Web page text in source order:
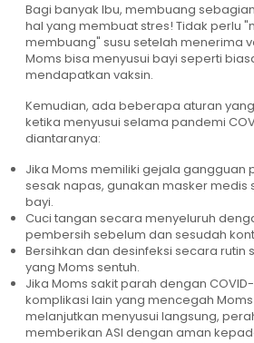
Bagi banyak Ibu, membuang
hal yang membuat stres! Tidak perlu
membuang" susu setelah menerima
Moms bisa menyusui bayi seperti
mendapatkan vaksin.
Kemudian, ada beberapa aturan
ketika menyusui selama pandemi
diantaranya:
Jika Moms memiliki gejala gangguan
sesak napas, gunakan masker
bayi.
Cuci tangan secara menyeluruh
pembersih sebelum dan sesudah
Bersihkan dan desinfeksi secara rutin
yang Moms sentuh.
Jika Moms sakit parah dengan
komplikasi lain yang mencegah
melanjutkan menyusui langsung,
memberikan ASI dengan aman